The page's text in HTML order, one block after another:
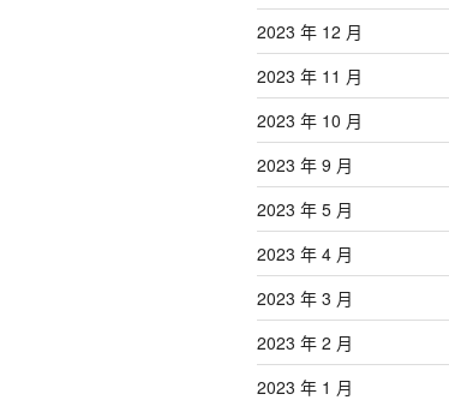
2023 年 12 月
2023 年 11 月
2023 年 10 月
2023 年 9 月
2023 年 5 月
2023 年 4 月
2023 年 3 月
2023 年 2 月
2023 年 1 月